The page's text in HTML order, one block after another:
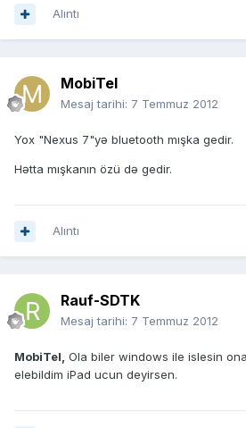
Alıntı
MobiTel
Mesaj tarihi: 7 Temmuz 2012
Yox "Nexus 7"yə bluetooth mışka gedir.
Hətta mışkanın özü də gedir.
Alıntı
Rauf-SDTK
Mesaj tarihi: 7 Temmuz 2012
MobiTel, Ola biler windows ile islesin
elebildim iPad ucun deyirsen.